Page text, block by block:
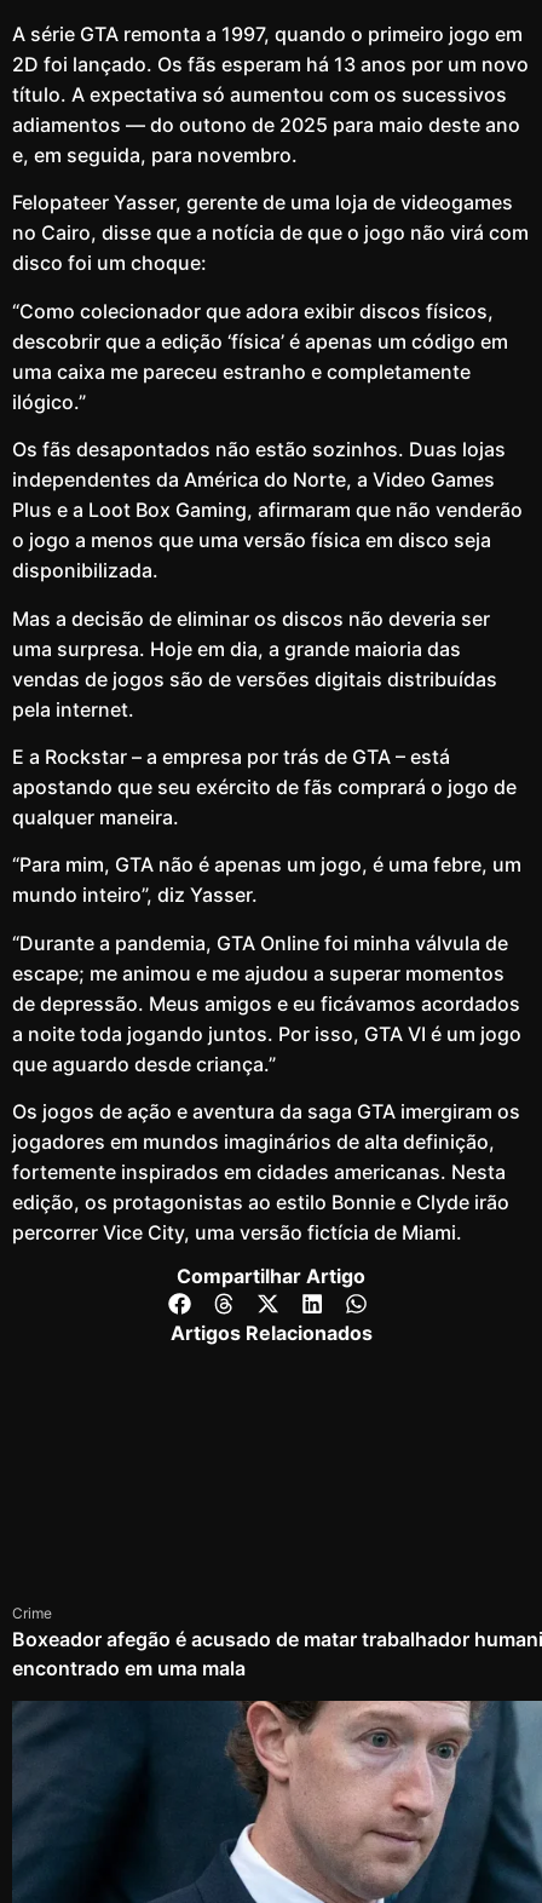
A série GTA remonta a 1997, quando o primeiro jogo em
2D foi lançado. Os fãs esperam há 13 anos por um novo
título. A expectativa só aumentou com os sucessivos
adiamentos — do outono de 2025 para maio deste ano
e, em seguida, para novembro.
Felopateer Yasser, gerente de uma loja de videogames
no Cairo, disse que a notícia de que o jogo não virá com
disco foi um choque:
“Como colecionador que adora exibir discos físicos,
descobrir que a edição ‘física’ é apenas um código em
uma caixa me pareceu estranho e completamente
ilógico.”
Os fãs desapontados não estão sozinhos. Duas lojas
independentes da América do Norte, a Video Games
Plus e a Loot Box Gaming, afirmaram que não venderão
o jogo a menos que uma versão física em disco seja
disponibilizada.
Mas a decisão de eliminar os discos não deveria ser
uma surpresa. Hoje em dia, a grande maioria das
vendas de jogos são de versões digitais distribuídas
pela internet.
E a Rockstar – a empresa por trás de GTA – está
apostando que seu exército de fãs comprará o jogo de
qualquer maneira.
“Para mim, GTA não é apenas um jogo, é uma febre, um
mundo inteiro”, diz Yasser.
“Durante a pandemia, GTA Online foi minha válvula de
escape; me animou e me ajudou a superar momentos
de depressão. Meus amigos e eu ficávamos acordados
a noite toda jogando juntos. Por isso, GTA VI é um jogo
que aguardo desde criança.”
Os jogos de ação e aventura da saga GTA imergiram os
jogadores em mundos imaginários de alta definição,
fortemente inspirados em cidades americanas. Nesta
edição, os protagonistas ao estilo Bonnie e Clyde irão
percorrer Vice City, uma versão fictícia de Miami.
Compartilhar Artigo
Artigos Relacionados
Crime
Boxeador afegão é acusado de matar trabalhador
encontrado em uma mala